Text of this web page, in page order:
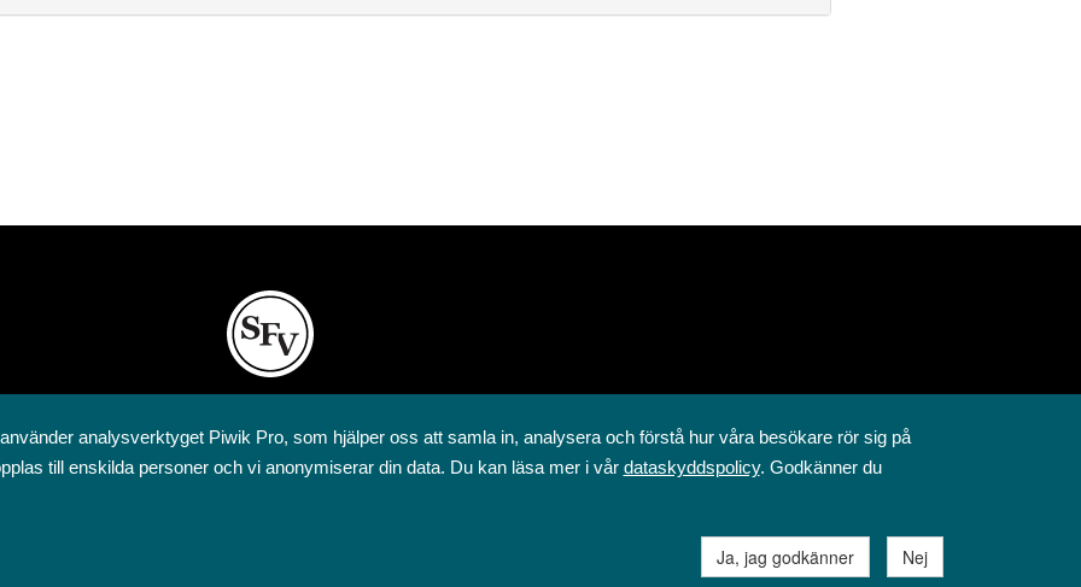
Annegatan 12
00120 Helsingfors
analysverktyget Piwik Pro, som hjälper oss att samla in, analysera och förstå hur våra besökare rör sig på
till enskilda personer och vi anonymiserar din data. Du kan läsa mer i vår dataskyddspolicy. Godkänner du
Ja, jag godkänner Nej